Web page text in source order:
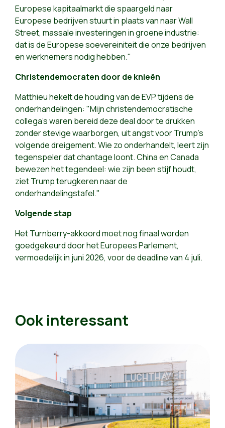
Europese kapitaalmarkt die spaargeld naar
Europese bedrijven stuurt in plaats van naar Wall
Street, massale investeringen in groene industrie:
dat is de Europese soevereiniteit die onze bedrijven
en werknemers nodig hebben."
Christendemocraten door de knieën
Matthieu hekelt de houding van de EVP tijdens de
onderhandelingen: "Mijn christendemocratische
collega's waren bereid deze deal door te drukken
zonder stevige waarborgen, uit angst voor Trump's
volgende dreigement. Wie zo onderhandelt, leert zijn
tegenspeler dat chantage loont. China en Canada
bewezen het tegendeel: wie zijn been stijf houdt,
ziet Trump terugkeren naar de
onderhandelingstafel."
Volgende stap
Het Turnberry-akkoord moet nog finaal worden
goedgekeurd door het Europees Parlement,
vermoedelijk in juni 2026, voor de deadline van 4 juli.
Ook interessant